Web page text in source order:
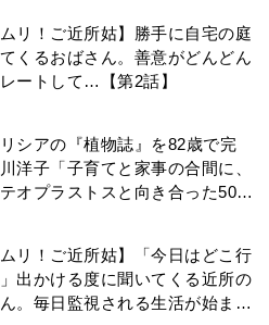
ムリ！ご近所姑】勝手に自宅の庭
くるおばさん。善意がどんどん
ートして…【第2話】
シアの『植物誌』を82歳で完
洋子「子育てと家事の合間に、
オプラストスと向き合った50
ムリ！ご近所姑】「今日はどこ行
出かける度に聞いてくる近所の
。毎日監視される生活が始ま